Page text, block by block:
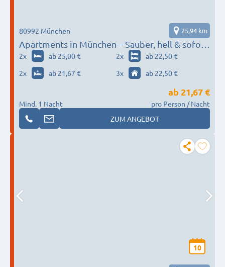
Apartments in München – Sauber, hell & sofort
verfügbar
80992 München 25,94 km
2x ab 25,00 € 2x
ab 22,50 €
2x ab 21,67 € 3x ab 22,50 €
Mind. 1 Nacht
ab 21,67 €
pro Person / Nacht
ZUM ANGEBOT
10